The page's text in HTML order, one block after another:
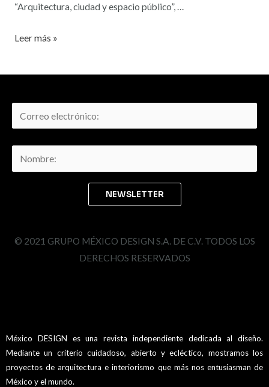
“Arquitectura, ciudad y espacio público”, …
Leer más »
© 2021 GRUPO MÉXICO DESIGN S.A. DE C.V. TODOS LOS
DERECHOS RESERVADOS
México DESIGN es una revista independiente dedicada al diseño.
Mediante un criterio cuidadoso, abierto y ecléctico, mostramos los
proyectos de arquitectura e interiorismo que más nos entusiasman de
México y el mundo.